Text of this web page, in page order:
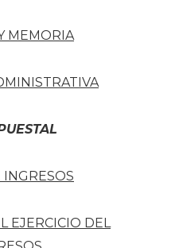
MEMORIA
EJERCICIO DEL